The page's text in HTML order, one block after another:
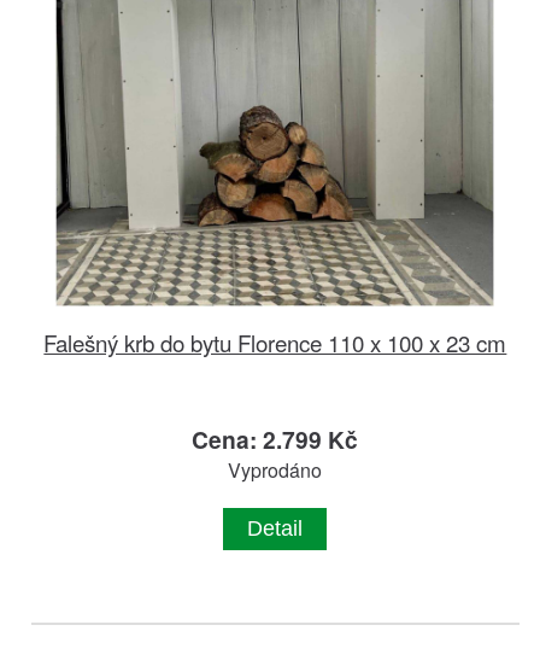
Falešný krb do bytu Florence 110 x 100 x 23 cm
Cena: 2.799 Kč
Vyprodáno
Detail